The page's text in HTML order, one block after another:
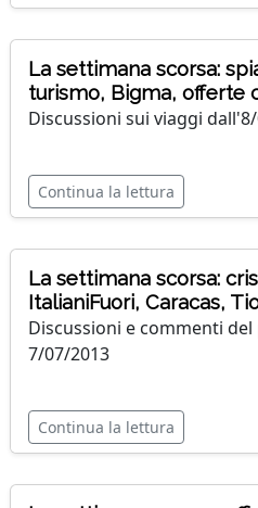
La settimana scorsa:
turismo, Bigma, offerte
Discussioni sui viaggi
Continua la lettura
La settimana scorsa:
ItalianiFuori, Caracas,
Discussioni e commenti
7/07/2013
Continua la lettura